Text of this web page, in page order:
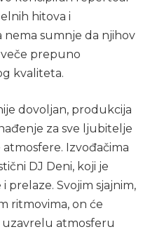
hitova i
nema sumnje da njihov
prepuno
kvaliteta.
dovoljan, produkcija
za sve ljubitelje
Izvođačima
DJ Deni, koji je
prelaze. Svojim sjajnim,
ritmovima, on će
atmosferu